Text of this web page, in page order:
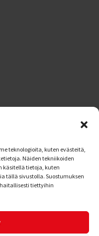
teknologioita, kuten evästeitä,
Näiden tekniikoiden
käsitellä tietoja, kuten
tällä sivustolla. Suostumuksen
tiettyihin